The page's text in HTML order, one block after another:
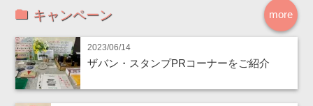
more
キャンペーン
2023/06/14
ザバン・スタンプPRコーナーをご紹介